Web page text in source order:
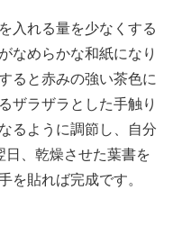
入れる量を少なくする
なめらかな和紙になり
ると赤みの強い茶色に
ザラザラとした手触り
るように調節し、自分
、乾燥させた葉書を
を貼れば完成です。